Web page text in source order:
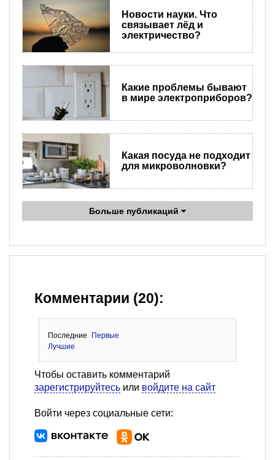
Новости науки. Что
связывает лёд и
электричество?
Какие проблемы бывают
в мире электроприборов?
Какая посуда не подходит
для микроволновки?
Больше публикаций
Комментарии (20):
Последние
Первые
Лучшие
Чтобы оставить комментарий
зарегистрируйтесь или войдите на сайт
Войти через социальные сети: